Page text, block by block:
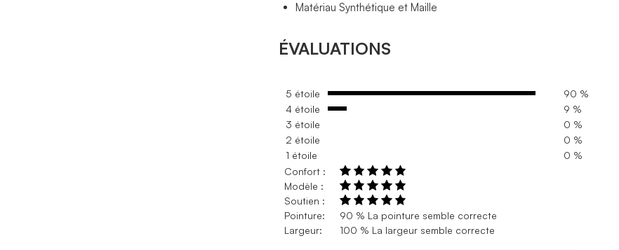
Matériau Synthétique et Maille
ÉVALUATIONS
5 étoile
90 %
4 étoile
9 %
3 étoile
0 %
2 étoile
0 %
1 étoile
0 %
Confort :
Modèle :
Soutien :
Pointure:
90 % La pointure semble correcte
Largeur:
100 % La largeur semble correcte